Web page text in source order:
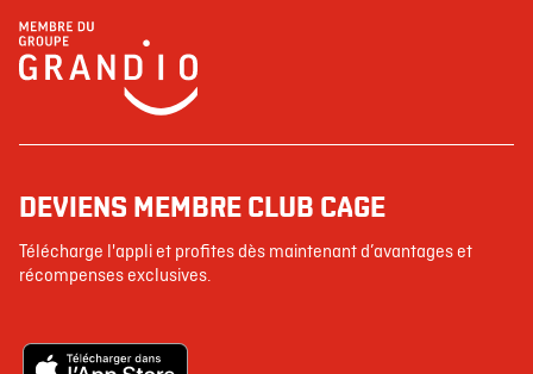
DEVIENS MEMBRE CLUB CAGE
Télécharge l'appli et profites dès maintenant d’avantages et
récompenses exclusives.